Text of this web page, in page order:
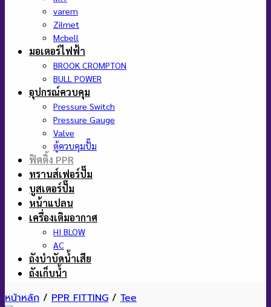
varem
Zilmet
Mcbell
มอเตอร์ไฟฟ้า
BROOK CROMPTON
BULL POWER
อุปกรณ์ควบคุม
Pressure Switch
Pressure Gauge
Valve
ตู้ควบคุมปั๊ม
ฟิตติ้ง PPR
ทรานส์เฟอร์ปั๊ม
บูสเตอร์ปั๊ม
หน้าแปลน
เครื่องเติมอากาศ
HI BLOW
AC
ถังบำบัดน้ำเสีย
ถังเก็บน้ำ
หน้าหลัก / PPR FITTING / Tee